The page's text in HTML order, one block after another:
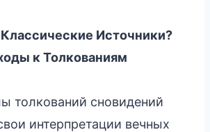
Источники?
к Толкованиям
толкований сновидений
интерпретации вечных